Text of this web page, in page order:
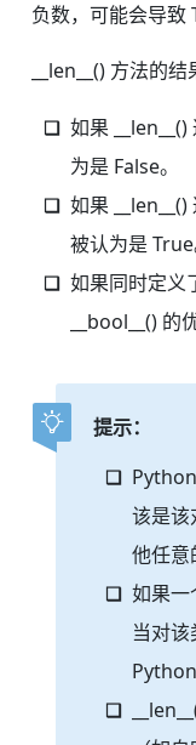
负数，可能会导致
__len__() 方法的
如果
为是 False。
如果
被认为是 True
如果同时定义
__bool__()
提示：
该是该
他任意
如果一
当对该